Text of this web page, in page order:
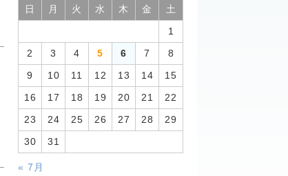
日 月 火 水 木 金 土
1
2 3 4 5 6 7 8
9 10 11 12 13 14 15
16 17 18 19 20 21 22
23 24 25 26 27 28 29
30 31
« 7月